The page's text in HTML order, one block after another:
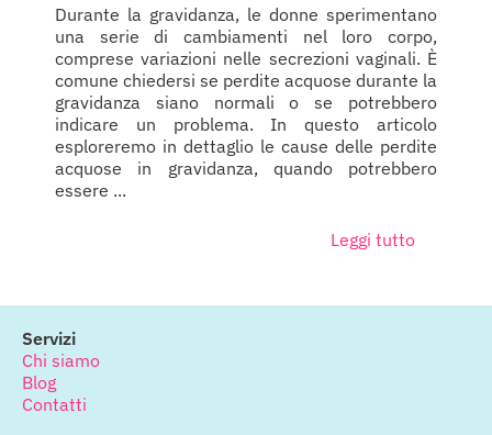
Durante la gravidanza, le donne sperimentano
una serie di cambiamenti nel loro corpo,
comprese variazioni nelle secrezioni vaginali. È
comune chiedersi se perdite acquose durante la
gravidanza siano normali o se potrebbero
indicare un problema. In questo articolo
esploreremo in dettaglio le cause delle perdite
acquose in gravidanza, quando potrebbero
essere ...
Leggi tutto
Servizi
Chi siamo
Blog
Contatti